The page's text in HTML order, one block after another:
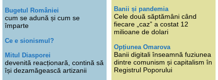
Bugetul României
cum se adună și cum se
împarte
Ce e sionismul?
Mitul Diasporei
devenită reacționară, contină să
își dezamăgească artizanii
Banii și pandemia
Cele două săptămâni când
fiecare „caz” a costat 12
milioane de dolari
Opțiunea Omarova
Banii digitali înseamnă fuziunea
dintre comunism și capitalism în
Registrul Poporului